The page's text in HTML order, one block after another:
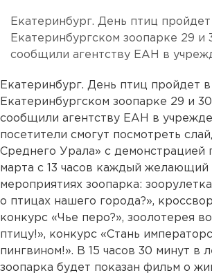
Екатеринбург. День птиц пройдет
Екатеринбургском зоопарке 29 и
сообщили агентству ЕАН в
Екатеринбург. День птиц пройдет в
Екатеринбургском зоопарке 29 и
сообщили агентству ЕАН в
посетители смогут посмотреть
Среднего Урала» с демонстрацией
марта с 13 часов каждый желающий
мероприятиях зоопарка:
о птицах нашего города?»,
конкурс «Чье перо?», зоолотерея
птицу!», конкурс «Стань
пингвином!». В 15 часов 30 минут в
зоопарка будет показан фильм о